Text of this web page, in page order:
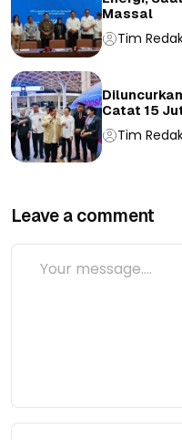
Massal
Tim
Catat 15
Tim
Leave a comment